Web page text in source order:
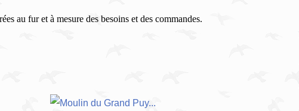
au fur et à mesure des besoins et des commandes.